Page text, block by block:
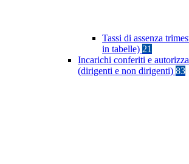
Tassi di assenza
in tabelle) 21
Incarichi conferiti e
(dirigenti e non dirigenti) 83